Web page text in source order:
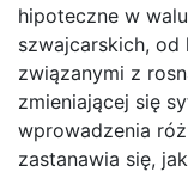
hipoteczne w
szwajcarskich,
związanymi z
zmieniającej się
wprowadzenia
zastanawia się,